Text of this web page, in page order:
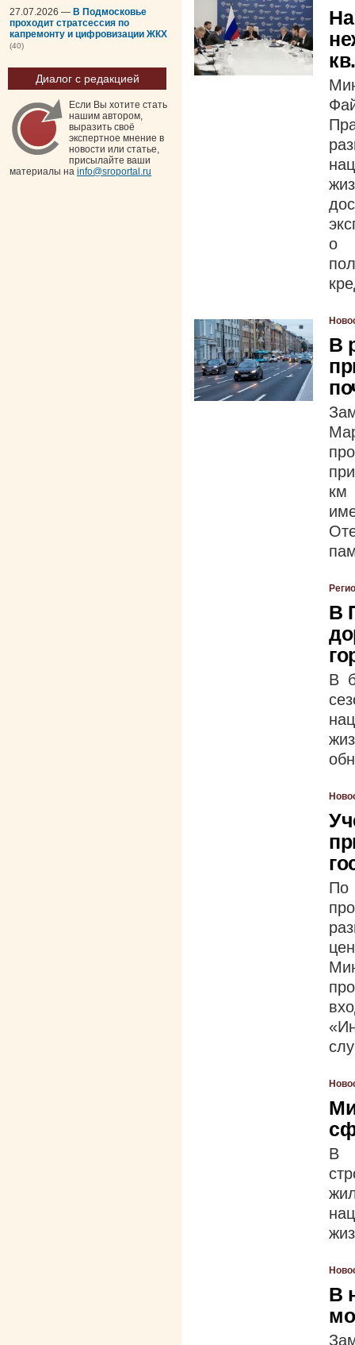
27.07.2026 — В Подмосковье
проходит стратсессия по
капремонту и цифровизации ЖКХ
(40)
Диалог с редакцией
Если Вы хотите стать
нашим автором,
выразить своё
экспертное мнение в
новости или статье,
присылайте ваши
материалы на info@sroportal.ru
о
В
км
В
В
В
В